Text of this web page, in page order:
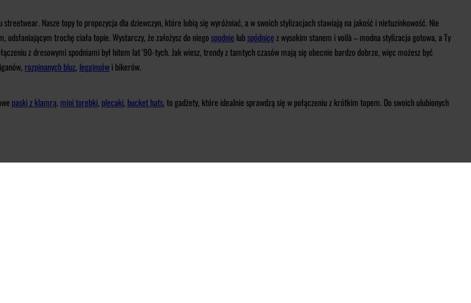
Nasze topy to propozycja dla dziewczyn, które lubią się wyróżniać, a w swoich stylizacjach stawiają na jakość i nietuzinkowość. Nie
trochę ciała topie. Wystarczy, że założysz do niegospodnie lubspódnicę z wysokim stanem i voilà – modna stylizacja gotowa, a Ty
z dresowymi spodniami był hitem lat '90-tych. Jak wiesz, trendy z tamtych czasów mają się obecnie bardzo dobrze, więc możesz być
rozpinanych bluz, legginsówi bikerów.
paski z klamrą, mini torebki, plecaki, bucket hats, to gadżety, które idealnie sprawdzą się w połączeniu z krótkim topem. Do swoich ulubionych